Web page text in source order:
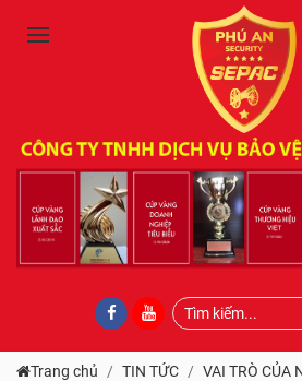
Trang chủ TIN TỨC VAI TRÒ CỦA